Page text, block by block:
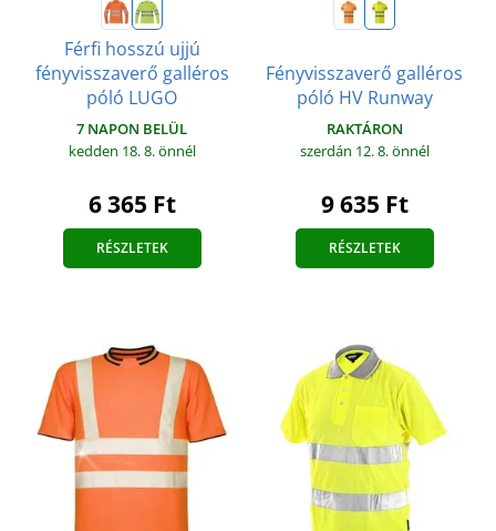
Férfi hosszú ujjú
fényvisszaverő galléros
póló LUGO
7 NAPON BELÜL
kedden 18. 8.önnél
6 365 Ft
RÉSZLETEK
Fényvisszaverő galléros
póló HV Runway
RAKTÁRON
szerdán 12. 8.önnél
9 635 Ft
RÉSZLETEK